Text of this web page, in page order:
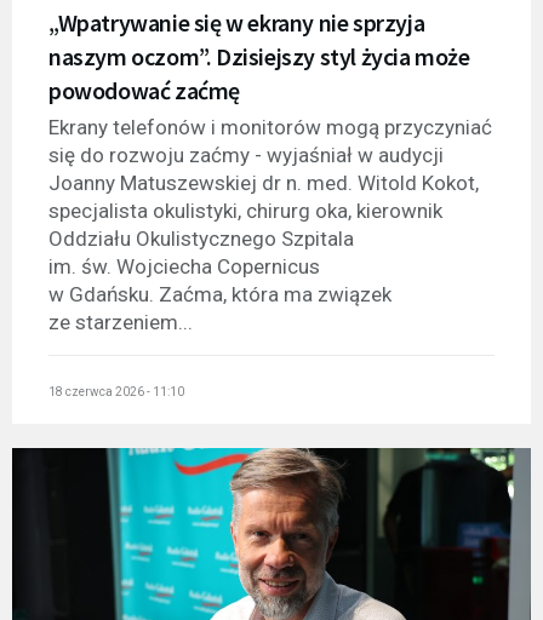
„Wpatrywanie się w ekrany nie sprzyja
naszym oczom”. Dzisiejszy styl życia może
powodować zaćmę
Ekrany telefonów i monitorów mogą przyczyniać
się do rozwoju zaćmy - wyjaśniał w audycji
Joanny Matuszewskiej dr n. med. Witold Kokot,
specjalista okulistyki, chirurg oka, kierownik
Oddziału Okulistycznego Szpitala
im. św. Wojciecha Copernicus
w Gdańsku. Zaćma, która ma związek
ze starzeniem...
18 czerwca 2026 - 11:10